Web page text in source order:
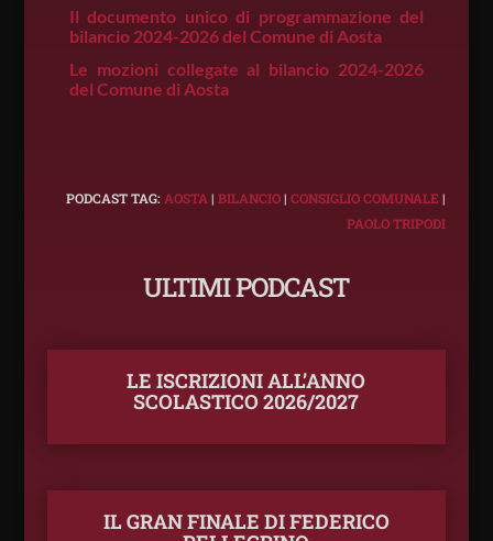
Il documento unico di programmazione del
bilancio 2024-2026 del Comune di Aosta
Le mozioni collegate al bilancio 2024-2026
del Comune di Aosta
PODCAST TAG: AOSTA |BILANCIO|CONSIGLIO COMUNALE |
PAOLO TRIPODI
ULTIMI PODCAST
LE ISCRIZIONI ALL’ANNO
SCOLASTICO 2026/2027
IL GRAN FINALE DI FEDERICO